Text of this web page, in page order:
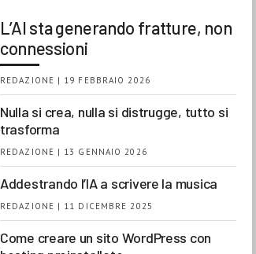
L’AI sta generando fratture, non
connessioni
REDAZIONE | 19 FEBBRAIO 2026
Nulla si crea, nulla si distrugge, tutto si
trasforma
REDAZIONE | 13 GENNAIO 2026
Addestrando l’IA a scrivere la musica
REDAZIONE | 11 DICEMBRE 2025
Come creare un sito WordPress con